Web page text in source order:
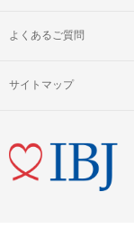
よくあるご質問
サイトマップ